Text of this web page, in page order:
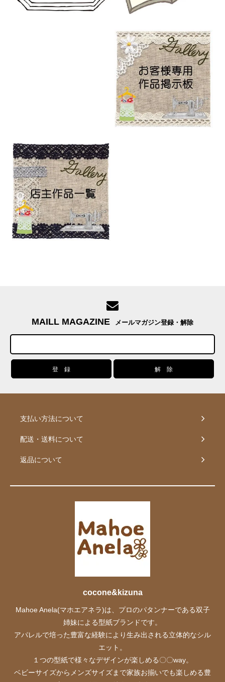
MAILL MAGAZINE メールマガジン登録・解除
支払い方法について
配送・送料について
返品について
cocone&kizuna
Mahoe Anela(マホエアネラ)は、プロのパタンナーである双子
姉妹による型紙ブランドです。
アパレルで培った豊富な経験により生み出される立体的なシル
エット。
１つの型紙で様々なデザインが楽しめる〇〇way。
ベビーサイズからメンズサイズまで家族お揃いでも楽しめる豊